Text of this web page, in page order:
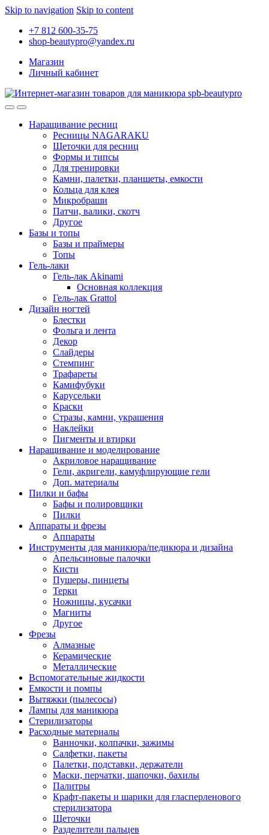
Skip to navigation Skip to content
+7 812 600-35-75
shop-beautypro@yandex.ru
Магазин
Личный кабинет
Наращивание ресниц
Ресницы NAGARAKU
Щеточки для ресниц
Формы и типсы
Для тренировки
Камни, палетки, планшеты, емкости
Кольца для клея
Микробраши
Патчи, валики, скотч
Другое
Базы и топы
Базы и праймеры
Топы
Гель-лаки
Гель-лак Akinami
Основная коллекция
Гель-лак Grattol
Дизайн ногтей
Блестки
Фольга и лента
Декор
Слайдеры
Стемпинг
Трафареты
Камифубуки
Карусельки
Краски
Стразы, камни, украшения
Наклейки
Пигменты и втирки
Наращивание и моделирование
Акриловое наращивание
Гели, акригели, камуфлирующие гели
Доп. материалы
Пилки и бафы
Бафы и полировщики
Пилки
Аппараты и фрезы
Аппараты
Инструменты для маникюра/педикюра и дизайна
Апельсиновые палочки
Кисти
Пушеры, пинцеты
Терки
Ножницы, кусачки
Магниты
Другое
Фрезы
Алмазные
Керамические
Металлические
Вспомогательные жидкости
Емкости и помпы
Вытяжки (пылесосы)
Лампы для маникюра
Стерилизаторы
Расходные материалы
Ванночки, колпачки, зажимы
Салфетки, пакеты
Палетки, подставки, держатели
Маски, перчатки, шапочки, бахилы
Палитры
Крафт-пакеты и шарики для гласперленового
стерилизатора
Щеточки
Разделители пальцев